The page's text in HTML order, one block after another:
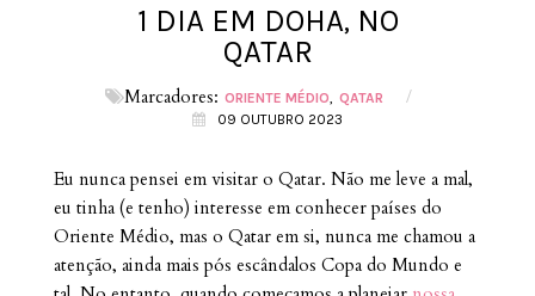
1 DIA EM DOHA, NO
QATAR
Marcadores: ORIENTE MÉDIO QATAR /
09 OUTUBRO 2023
Eu nunca pensei em visitar o Qatar. Não me leve a mal,
eu tinha (e tenho) interesse em conhecer países do
Oriente Médio, mas o Qatar em si, nunca me chamou a
atenção, ainda mais pós escândalos Copa do Mundo e